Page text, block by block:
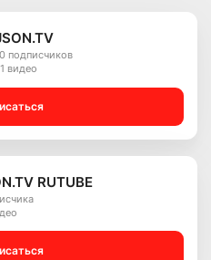
подписчиков
видео
RUTUBE